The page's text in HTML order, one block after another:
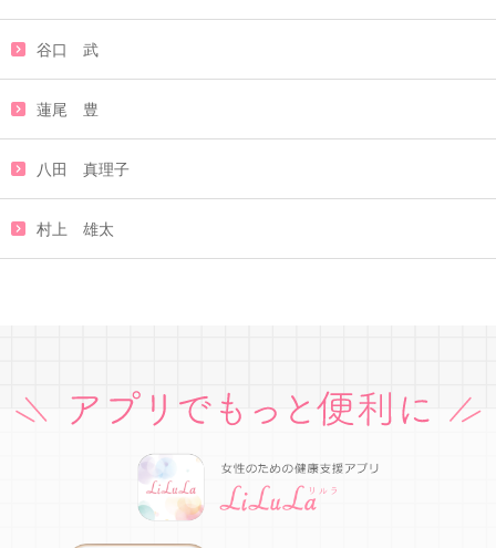
谷口 武
蓮尾 豊
八田 真理子
村上 雄太